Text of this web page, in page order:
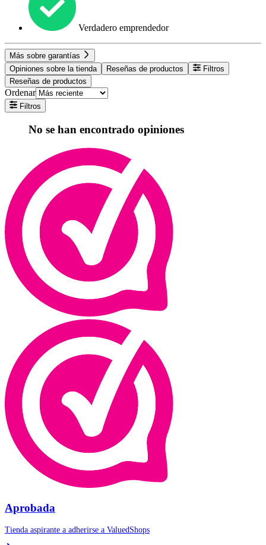
Verdadero emprendedor
Más sobre garantías
Opiniones sobre la tienda
Reseñas de productos
Filtros
Reseñas de productos
Ordenar
Filtros
No se han encontrado opiniones
Aprobada
Tienda aspirante a adherirse a ValuedShops